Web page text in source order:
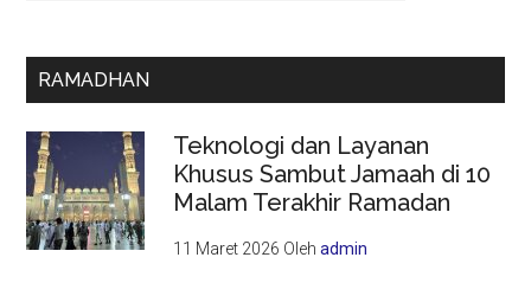
RAMADHAN
Teknologi dan Layanan
Khusus Sambut Jamaah di 10
Malam Terakhir Ramadan
11 Maret 2026 Olehadmin